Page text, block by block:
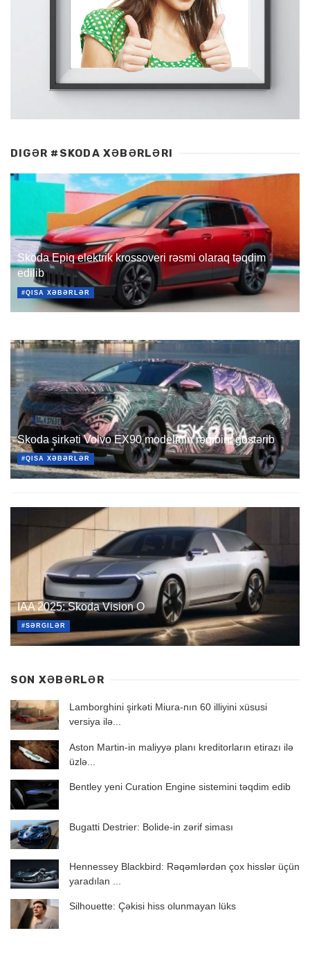
DIGƏR #SKODA XƏBƏRLƏRI
Skoda Epiq elektrik krossoveri rəsmi olaraq təqdim
edilib
#QISA XƏBƏRLƏR
Skoda şirkəti Volvo EX90 modelinin rəqibini göstərib
#QISA XƏBƏRLƏR
IAA 2025: Skoda Vision O
#SƏRGILƏR
SON XƏBƏRLƏR
Lamborghini şirkəti Miura-nın 60 illiyini xüsusi
versiya ilə...
Aston Martin-in maliyyə planı kreditorların etirazı ilə
üzlə...
Bentley yeni Curation Engine sistemini təqdim edib
Bugatti Destrier: Bolide-in zərif siması
Hennessey Blackbird: Rəqəmlərdən çox hisslər üçün
yaradılan ...
Silhouette: Çəkisi hiss olunmayan lüks